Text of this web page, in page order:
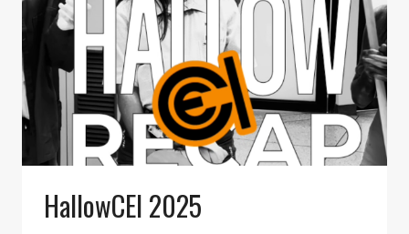
HallowCEI 2025